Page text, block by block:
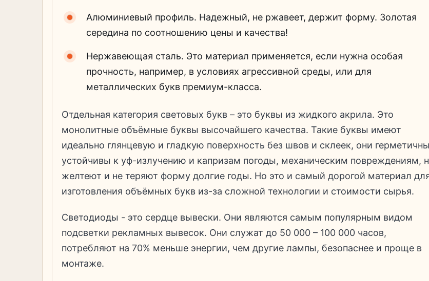
Алюминиевый профиль. Надежный, не ржавеет, держит форму. Золотая
середина по соотношению цены и качества!
Нержавеющая сталь. Это материал применяется, если нужна особая
прочность, например, в условиях агрессивной среды, или для
металлических букв премиум-класса.
Отдельная категория световых букв – это буквы из жидкого акрила. Это
монолитные объёмные буквы высочайшего качества. Такие буквы имеют
идеально глянцевую и гладкую поверхность без швов и склеек, они
устойчивы к уф-излучению и капризам погоды, механическим повреждениям,
желтеют и не теряют форму долгие годы. Но это и самый дорогой материал
изготовления объёмных букв из-за сложной технологии и стоимости сырья.
Светодиоды - это сердце вывески. Они являются самым популярным видом
подсветки рекламных вывесок. Они служат до 50 000 – 100 000 часов,
потребляют на 70% меньше энергии, чем другие лампы, безопаснее и проще в
монтаже.